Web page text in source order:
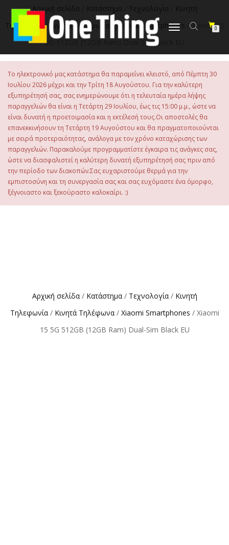
περιεχόμενο
Εναλλαγή
0
Αρχική σελίδα Κατάστημα Τεχνολογία
Κινητή
Τηλεφωνία
/Κινητά Τηλέφωνα /Xiaomi Smartphones
/ Xiaomi 15
5G 512GB (12GB Ram) Dual-Sim Black EU
Το ηλεκτρονικό μας κατάστημα θα παραμείνει κλειστό, από Πέμπτη 30
Ιουλίου 2026 μέχρι και την Τρίτη 18 Αυγούστου. Για την καλύτερη
εξυπηρέτησή σας, σας ενημερώνουμε ότι η τελευταία ημέρα λήψης
παραγγελιών θα είναι η Τετάρτη 29 Ιουλίου, έως τις 15:00 μ.μ., ώστε να
είναι δυνατή η προετοιμασία και η εκτέλεσή τους.Οι αποστολές θα
επανεκκινήσουν τη Τετάρτη 19 Αυγούστου και θα πραγματοποιούνται
με σειρά προτεραιότητας, ανάλογα με τον χρόνο καταχώρισης των
παραγγελιών. Παρακαλούμε προγραμματίστε έγκαιρα τις ανάγκες σας,
ώστε να διασφαλιστεί η καλύτερη δυνατή εξυπηρέτησή σας πριν από
την περίοδο των διακοπών.Σας ευχαριστούμε θερμά για την
εμπιστοσύνη και τη συνεργασία σας και σας ευχόμαστε ένα όμορφο,
ξέγνοιαστο και ξεκούραστο καλοκαίρι. :)
Αρχική σελίδα/ Κατάστημα/ Τεχνολογία/ Κινητή
Τηλεφωνία/ Κινητά Τηλέφωνα/ Xiaomi Smartphones / Xiaomi
15 5G 512GB (12GB Ram) Dual-Sim Black EU